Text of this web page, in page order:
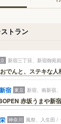
トラン
新宿三丁目、新宿御苑
でんと、ステキな人
宿 東京 新宿、南新宿
赤坂うまや新
神奈川 風祭、入生田 /